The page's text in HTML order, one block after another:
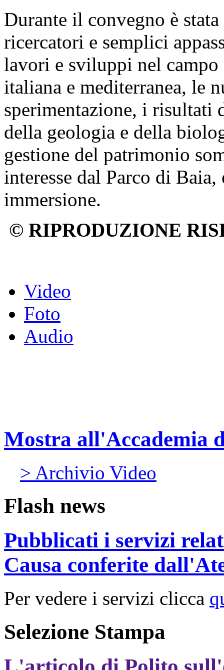
Durante il convegno è
ricercatori e semplici
lavori e sviluppi nel campo
italiana e mediterranea, le
sperimentazione, i risultati
della geologia e della
gestione del patrimonio
interesse dal Parco di
immersione.
© RIPRODUZIONE
Video
Foto
Audio
Mostra all'Accademia
> Archivio Video
Flash news
Pubblicati i servizi
Causa conferite
Per vedere i servizi clicca
Selezione Stampa